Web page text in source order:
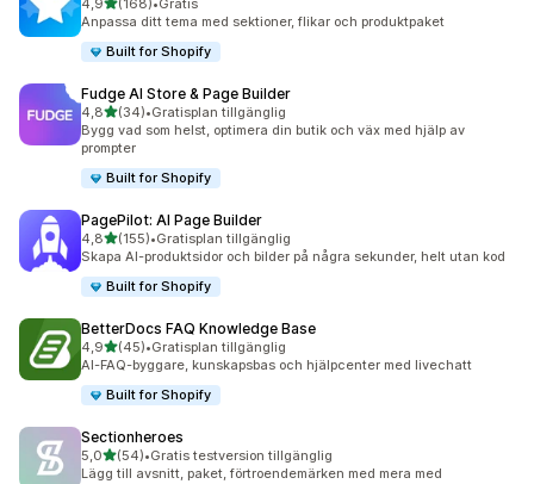
4,9 (168)
168 recensioner totalt
•Gratis
Anpassa ditt tema med sektioner, flikar och produktpaket
Built for Shopify
Fudge AI Store & Page Builder
4,8av 5 stjärnor
(34)
34 recensioner totalt
•Gratisplan tillgänglig
Bygg vad som helst, optimera din butik och väx med hjälp av
prompter
Built for Shopify
PagePilot: AI Page Builder
4,8av 5 stjärnor
(155)
155 recensioner totalt
•Gratisplan tillgänglig
Skapa AI-produktsidor och bilder på några sekunder, helt utan kod
Built for Shopify
BetterDocs FAQ Knowledge Base
4,9av 5 stjärnor
(45)
45 recensioner totalt
•Gratisplan tillgänglig
AI-FAQ-byggare, kunskapsbas och hjälpcenter med livechatt
Built for Shopify
Sectionheroes
5,0av 5 stjärnor
(54)
54 recensioner totalt
•Gratis testversion tillgänglig
Lägg till avsnitt, paket, förtroendemärken med mera med